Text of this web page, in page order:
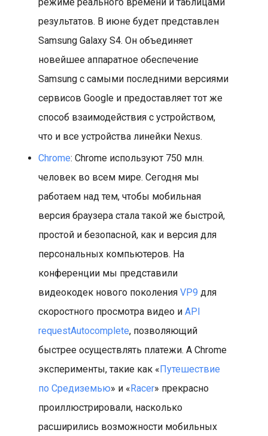
результатов. В июне будет представлен
Samsung Galaxy S4. Он объединяет
новейшее аппаратное обеспечение
Samsung с самыми последними версиями
сервисов Google и предоставляет тот же
способ взаимодействия с устройством,
что и все устройства линейки Nexus.
Chrome: Chrome используют 750 млн.
человек во всем мире. Сегодня мы
работаем над тем, чтобы мобильная
версия браузера стала такой же быстрой,
простой и безопасной, как и версия для
персональных компьютеров. На
конференции мы представили
видеокодек нового поколения VP9 для
скоростного просмотра видео и API
requestAutocomplete, позволяющий
быстрее осуществлять платежи. А Chrome
эксперименты, такие как «Путешествие
по Средиземью» и «Racer» прекрасно
проиллюстрировали, насколько
расширились возможности мобильных